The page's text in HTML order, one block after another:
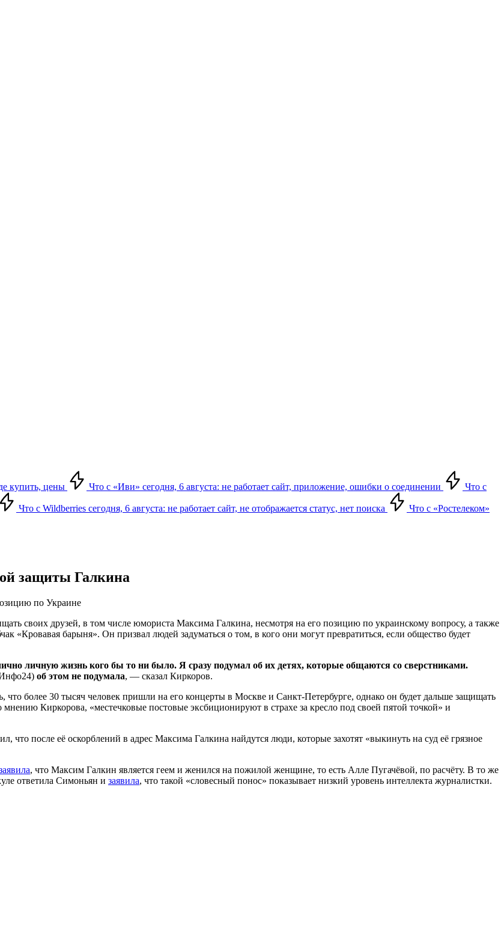
купить, цены Что с «Иви» сегодня, 6 августа: не работает сайт, приложение, ошибки о соединении Что с
Что с Wildberries сегодня, 6 августа: не работает сайт, не отображается статус, нет поиска
Что с «Ростелеком»
защиты Галкина
по Украине
своих друзей, в том числе юмориста Максима Галкина, несмотря на его позицию по украинскому вопросу, а также
«Кровавая барыня». Он призвал людей задуматься о том, в кого они могут превратиться, если общество будет
личную жизнь кого бы то ни было. Я сразу подумал об их детях, которые общаются со сверстниками.
об этом не подумала, — сказал Киркоров.
что более 30 тысяч человек пришли на его концерты в Москве и Санкт-Петербурге, однако он будет дальше защищать
Киркорова, «местечковые постовые эксбиционируют в страхе за кресло под своей пятой точкой» и
после её оскорблений в адрес Максима Галкина найдутся люди, которые захотят «выкинуть на суд её грязное
, что Максим Галкин является геем и женился на пожилой женщине, то есть Алле Пугачёвой, по расчёту. В то же
ответила Симоньян и заявила, что такой «словесный понос» показывает низкий уровень интеллекта журналистки.